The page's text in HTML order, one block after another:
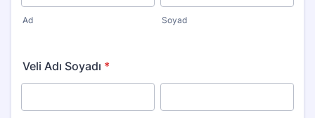
Ad Soyad
Veli Adı Soyadı *